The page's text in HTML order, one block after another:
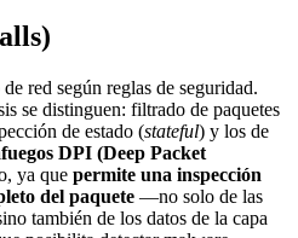
red según reglas de seguridad.
se distinguen: filtrado de paquetes
de estado (stateful) y los de
DPI (Deep Packet
ya que permite una inspección
del paquete —no solo de las
también de los datos de la capa